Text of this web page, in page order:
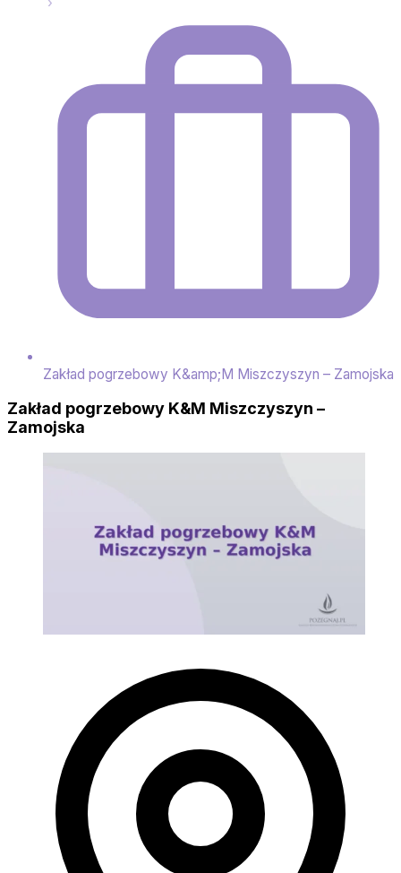
Zakład pogrzebowy K&amp;M Miszczyszyn – Zamojska
Zakład pogrzebowy K&M Miszczyszyn –
Zamojska